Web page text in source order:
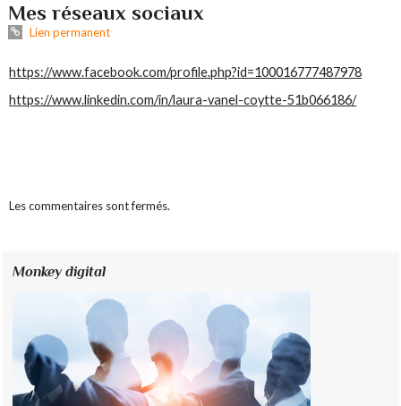
Mes réseaux sociaux
Lien permanent
https://www.facebook.com/profile.php?id=100016777487978
https://www.linkedin.com/in/laura-vanel-coytte-51b066186/
Les commentaires sont fermés.
Monkey digital